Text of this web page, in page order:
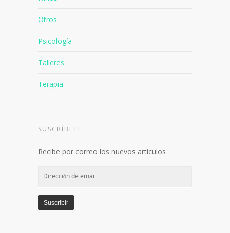
Otros
Psicología
Talleres
Terapia
SUSCRÍBETE
Recibe por correo los nuevos artículos
Dirección
email
Suscribir